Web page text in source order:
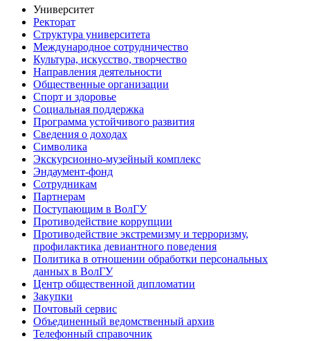
Университет
Ректорат
Структура университета
Международное сотрудничество
Культура, искусство, творчество
Направления деятельности
Общественные организации
Спорт и здоровье
Социальная поддержка
Программа устойчивого развития
Сведения о доходах
Символика
Экскурсионно-музейный комплекс
Эндаумент-фонд
Сотрудникам
Партнерам
Поступающим в ВолГУ
Противодействие коррупции
Противодействие экстремизму и терроризму,
профилактика девиантного поведения
Политика в отношении обработки персональных
данных в ВолГУ
Центр общественной дипломатии
Закупки
Почтовый сервис
Объединенный ведомственный архив
Телефонный справочник